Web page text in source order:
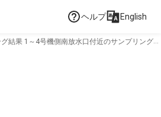
ヘルプ English
結果 1～4号機側南放水口付近のサンプリング結